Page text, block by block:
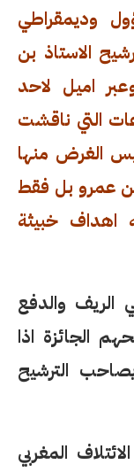
وديمقراطي
الاستاذ بن
اميل لاحد
التي ناقشت
الغرض منها
عمرو بل فقط
خبيثة
الريف والدفع
الجائزة اذا
الترشيح
المغربي